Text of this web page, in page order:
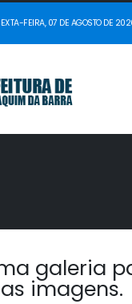
FEIRA, 07 DE AGOSTO DE
galeria
imagens.